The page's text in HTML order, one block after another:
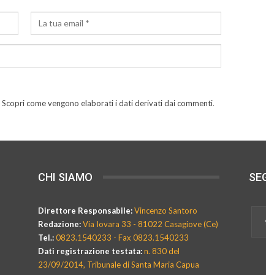
Scopri come vengono elaborati i dati derivati dai commenti.
CHI SIAMO
Direttore Responsabile:Vincenzo Santoro
Redazione:Via Iovara 33 - 81022 Casagiove (Ce)
Tel.:0823.1540233 - Fax 0823.1540233
Dati registrazione testata:n. 830 del
23/09/2014, Tribunale di Santa Maria Capua